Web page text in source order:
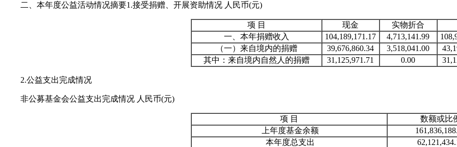
二、本年度公益活动情况摘要1.接受捐赠、开展资助情况 人民币(元)
项 目 现金
实物折合
一、本年捐赠收入
104,189,171.17 4,713,141.99
（一）来自境内的捐赠
39,676,860.34 3,518,041.00
其中：来自境内自然人的捐赠
31,125,971.71 0.00
2.公益支出完成情况
非公募基金会公益支出完成情况 人民币(元)
项 目
数额或比
上年度基金余额
本年度总支出